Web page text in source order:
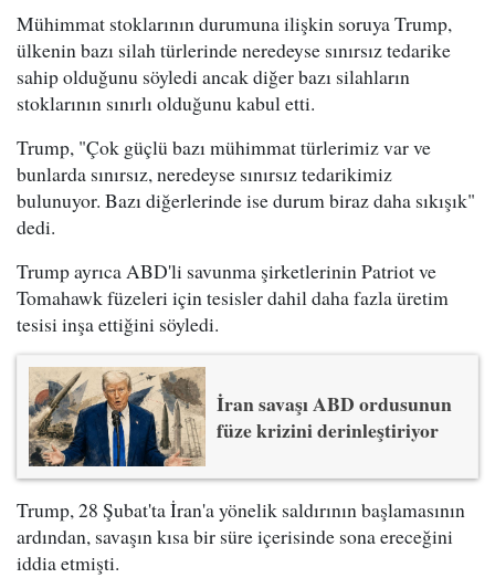
Mühimmat stoklarının durumuna ilişkin soruya Trump,
ülkenin bazı silah türlerinde neredeyse sınırsız tedarike
sahip olduğunu söyledi ancak diğer bazı silahların
stoklarının sınırlı olduğunu kabul etti.
Trump, "Çok güçlü bazı mühimmat türlerimiz var ve
bunlarda sınırsız, neredeyse sınırsız tedarikimiz
bulunuyor. Bazı diğerlerinde ise durum biraz daha sıkışık"
dedi.
Trump ayrıca ABD'li savunma şirketlerinin Patriot ve
Tomahawk füzeleri için tesisler dahil daha fazla üretim
tesisi inşa ettiğini söyledi.
İran savaşı ABD ordusunun
füze krizini derinleştiriyor
Trump, 28 Şubat'ta İran'a yönelik saldırının başlamasının
ardından, savaşın kısa bir süre içerisinde sona ereceğini
iddia etmişti.